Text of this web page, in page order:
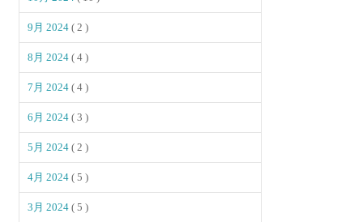
9月 2024( 2 )
8月 2024( 4 )
7月 2024( 4 )
6月 2024( 3 )
5月 2024( 2 )
4月 2024( 5 )
3月 2024( 5 )